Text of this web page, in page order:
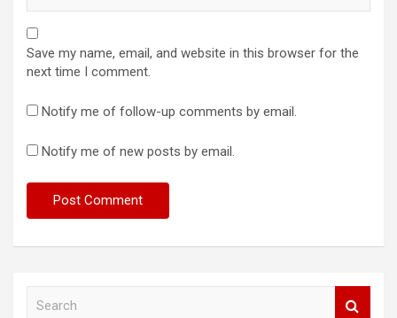
Save my name, email, and website in this browser for the
next time I comment.
Notify me of follow-up comments by email.
Notify me of new posts by email.